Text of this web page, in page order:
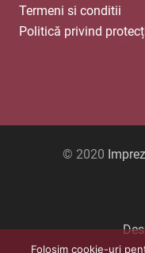
Termeni si conditii
Politică privind
© 2020
Folosim cookie-uri